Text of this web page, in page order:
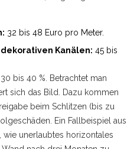
32 bis 48 Euro pro Meter.
Kanälen: 45 bis
bis 40 %. Betrachtet man
sich das Bild. Dazu kommen
beim Schlitzen (bis zu
Ein Fallbeispiel aus
unerlaubtes horizontales